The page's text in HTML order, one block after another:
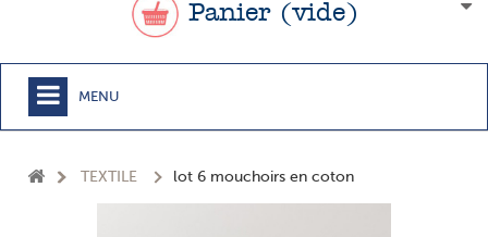
Panier (vide)
MENU
TEXTILE lot 6 mouchoirs en coton